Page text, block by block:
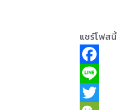
แชร์โฟสนี้
F
a
L